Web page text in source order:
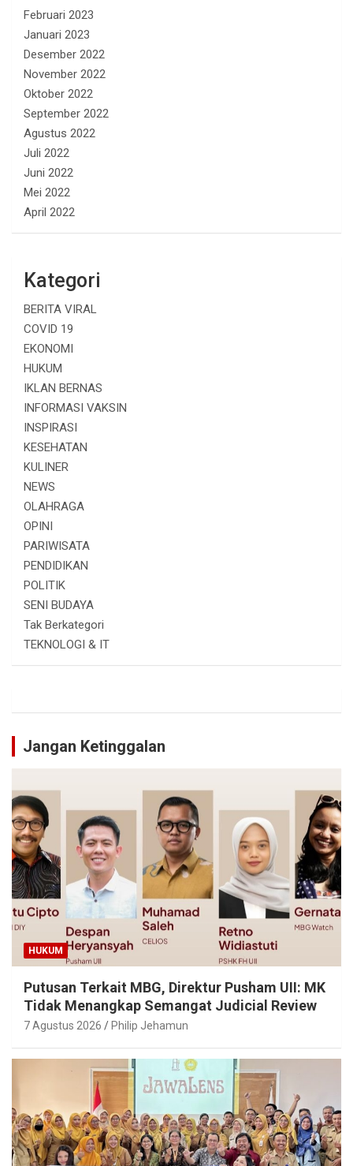
Februari 2023
Januari 2023
Desember 2022
November 2022
Oktober 2022
September 2022
Agustus 2022
Juli 2022
Juni 2022
Mei 2022
April 2022
Kategori
BERITA VIRAL
COVID 19
EKONOMI
HUKUM
IKLAN BERNAS
INFORMASI VAKSIN
INSPIRASI
KESEHATAN
KULINER
NEWS
OLAHRAGA
OPINI
PARIWISATA
PENDIDIKAN
POLITIK
SENI BUDAYA
Tak Berkategori
TEKNOLOGI & IT
Jangan Ketinggalan
HUKUM
Putusan Terkait MBG, Direktur Pusham UII: MK
Tidak Menangkap Semangat Judicial Review
7 Agustus 2026 Philip Jehamun